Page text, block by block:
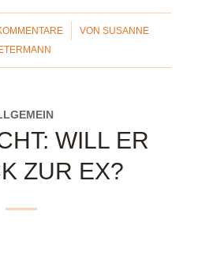
/ VONSUSANNE
WILL ER
ZUR EX?